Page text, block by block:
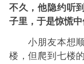
不久，他隐约听
子里，于是惊慌中
小朋友本想顺
楼，但爬到七楼